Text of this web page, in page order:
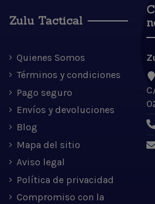
Zulu Tactical
Quienes Somos
Términos y condiciones
Pago seguro
Envíos y devoluciones
Blog
Mapa del sitio
Aviso legal
Política de privacidad
Compromiso con la